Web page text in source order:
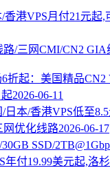
2026-06-11
网优化线路2026-06-17